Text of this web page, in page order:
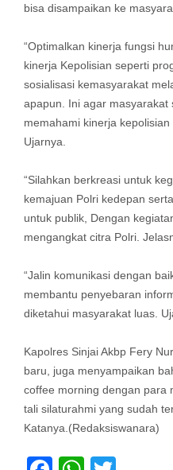
bisa disampaikan ke
“Optimalkan kinerja fungsi
kinerja Kepolisian seperti
sosialisasi kemasyarakat
apapun. Ini agar
memahami kinerja kepolisian
Ujarnya.
“Silahkan berkreasi untuk
kemajuan Polri kedepan
untuk publik, Dengan
mengangkat citra Polri.
“Jalin komunikasi dengan
membantu penyebaran
diketahui masyarakat luas.
Kapolres Sinjai Akbp Fery
baru, juga menyampaikan
coffee morning dengan para
tali silaturahmi yang sudah
Katanya.(Redaksiswanara)